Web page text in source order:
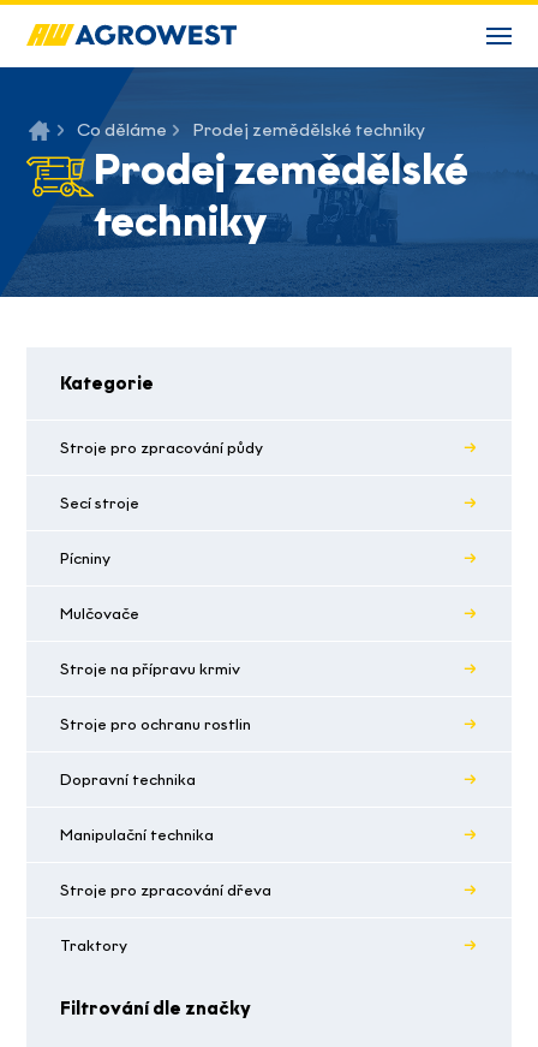
Co děláme Prodej zemědělské techniky
Prodej zemědělské
techniky
Kategorie
Stroje pro zpracování půdy
Secí stroje
Pícniny
Mulčovače
Stroje na přípravu krmiv
Stroje pro ochranu rostlin
Dopravní technika
Manipulační technika
Stroje pro zpracování dřeva
Traktory
Filtrování dle značky